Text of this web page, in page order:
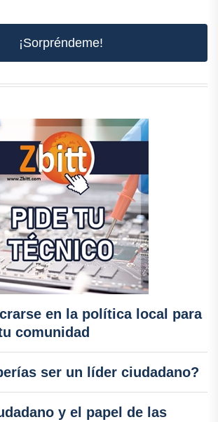
¡Sorpréndeme!
en la política local para
comunidad
ser un líder ciudadano?
y el papel de las